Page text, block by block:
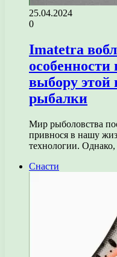
25.04.2024
0
Imatetra
выбору этой
рыбалки
Мир рыболовства
привнося в нашу
технологии.
Снасти